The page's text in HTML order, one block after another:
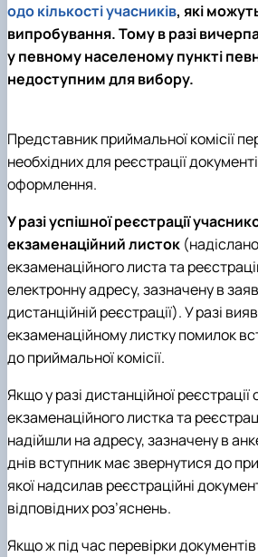
одо кількості учасників, які
випробування. Тому в разі
у певному населеному пункті
недоступним для вибору.
Представник приймальної комісії
необхідних для реєстрації
оформлення.
У разі успішної реєстрації
екзаменаційний листок
екзаменаційного листа та
електронну адресу, зазначену в
дистанційній реєстрації). У разі
екзаменаційному листку помилок
до приймальної комісії.
Якщо у разі дистанційної реєстрації
екзаменаційного листка та
надійшли на адресу, зазначену в
днів вступник має звернутися до
якої надсилав реєстраційні
відповідних роз’яснень.
Якщо ж під час перевірки